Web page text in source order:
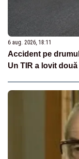
6 aug. 2026, 18:11
Accident pe
Un TIR a lovit